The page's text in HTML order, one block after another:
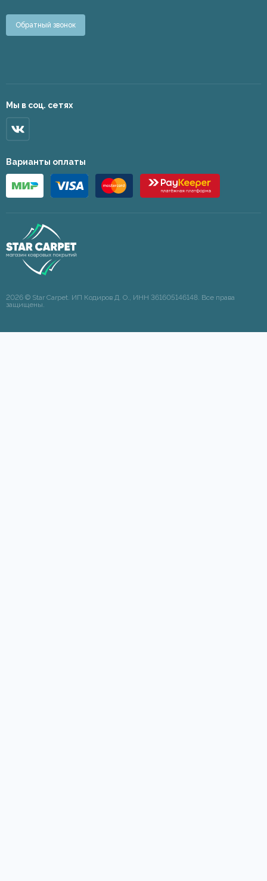
Обратный звонок
Мы в соц. сетях
Варианты оплаты
2026 © Star Carpet. ИП Кодиров Д. О., ИНН 361605146148. Все права
защищены.